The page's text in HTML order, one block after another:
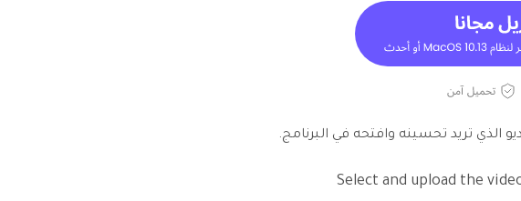
الذي تريد تحسينه وافتحه في البرنامج.